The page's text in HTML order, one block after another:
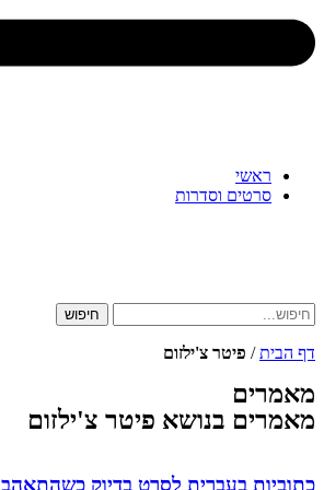
ראשי
סרטים וסדרות
חיפוש
דף הבית/ פיטר צ'ילזום
מאמרים
מאמרים בנושא פיטר צ'ילזום
כתוביות בעברית לסרט בדיוק כשהתאהבנו